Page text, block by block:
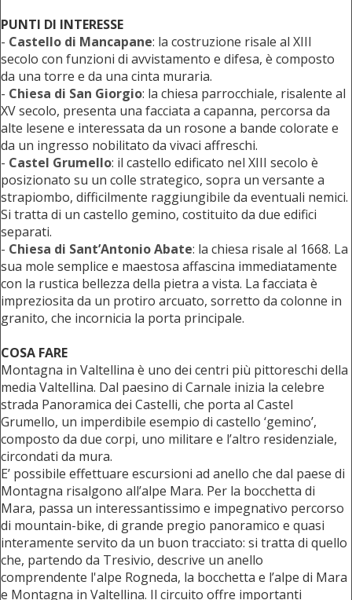
PUNTI DI INTERESSE
- Castello di Mancapane: la costruzione risale al XIII
secolo con funzioni di avvistamento e difesa, è composto
da una torre e da una cinta muraria.
- Chiesa di San Giorgio: la chiesa parrocchiale, risalente al
XV secolo, presenta una facciata a capanna, percorsa da
alte lesene e interessata da un rosone a bande colorate e
da un ingresso nobilitato da vivaci affreschi.
- Castel Grumello: il castello edificato nel XIII secolo è
posizionato su un colle strategico, sopra un versante a
strapiombo, difficilmente raggiungibile da eventuali nemici.
Si tratta di un castello gemino, costituito da due edifici
separati.
- Chiesa di Sant’Antonio Abate: la chiesa risale al 1668. La
sua mole semplice e maestosa affascina immediatamente
con la rustica bellezza della pietra a vista. La facciata è
impreziosita da un protiro arcuato, sorretto da colonne in
granito, che incornicia la porta principale.
COSA FARE
Montagna in Valtellina è uno dei centri più pittoreschi della
media Valtellina. Dal paesino di Carnale inizia la celebre
strada Panoramica dei Castelli, che porta al Castel
Grumello, un imperdibile esempio di castello ‘gemino’,
composto da due corpi, uno militare e l’altro residenziale,
circondati da mura.
E’ possibile effettuare escursioni ad anello che dal paese di
Montagna risalgono all’alpe Mara. Per la bocchetta di
Mara, passa un interessantissimo e impegnativo percorso
di mountain-bike, di grande pregio panoramico e quasi
interamente servito da un buon tracciato: si tratta di quello
che, partendo da Tresivio, descrive un anello
comprendente l'alpe Rogneda, la bocchetta e l’alpe di Mara
e Montagna in Valtellina. Il circuito offre importanti